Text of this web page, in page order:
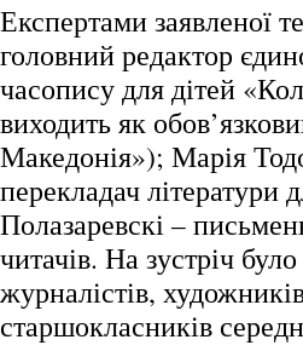
Експертами заявленої
головний редактор
часопису для дітей
виходить як
Македонія»); Марія
перекладач літератури
Полазаревскі –
читачів. На зустріч
журналістів,
старшокласників